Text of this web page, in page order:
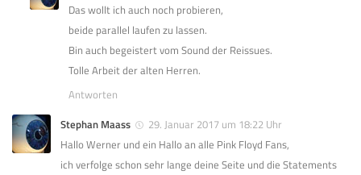
Das wollt ich auch noch probieren,
beide parallel laufen zu lassen.
Bin auch begeistert vom Sound der Reissues.
Tolle Arbeit der alten Herren.
Antworten
Stephan Maass
29. Januar 2017 um 18:22 Uhr
Hallo Werner und ein Hallo an alle Pink Floyd Fans,
ich verfolge schon sehr lange deine Seite und die Statements